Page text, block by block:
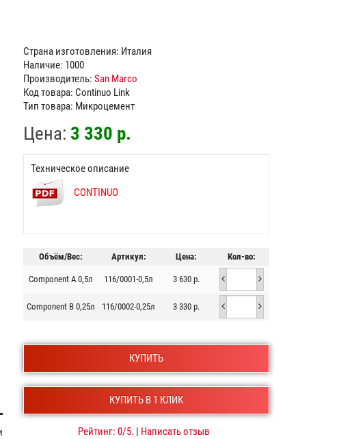
Страна изготовления: Италия
Наличие: 1000
Производитель: San Marco
Код товара: Continuo Link
Тип товара: Микроцемент
Цена: 3 330 р.
Техническое описание
CONTINUO
Объём/Вес: Артикул: Цена: Кол-во:
Component A 0,5л 116/0001-0,5л 3 630 р.
Component B 0,25л 116/0002-0,25л 3 330 р.
КУПИТЬ
КУПИТЬ В 1 КЛИК
Рейтинг: 0/5. | Написать отзыв